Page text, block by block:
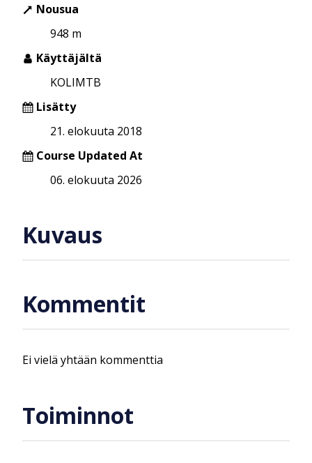
Nousua
948 m
Käyttäjältä
KOLIMTB
Lisätty
21. elokuuta 2018
Course Updated At
06. elokuuta 2026
Kuvaus
Kommentit
Ei vielä yhtään kommenttia
Toiminnot